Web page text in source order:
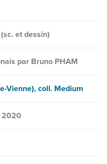
et dessin)
par Bruno PHAM
Vienne), coll. Medium
2020